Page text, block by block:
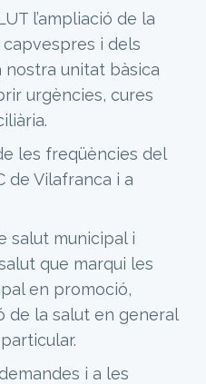
l’ampliació de la
i dels
nostra unitat bàsica
urgències, cures
les freqüències del
de Vilafranca i a
salut municipal i
que marqui les
en promoció,
de la salut en general
i a les